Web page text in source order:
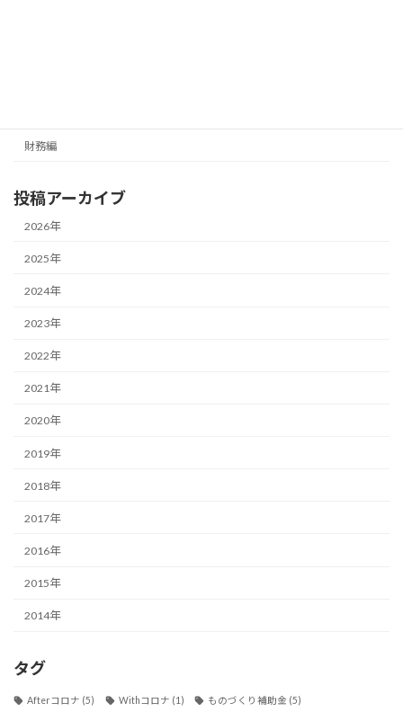
財務編
投稿アーカイブ
2026年
2025年
2024年
2023年
2022年
2021年
2020年
2019年
2018年
2017年
2016年
2015年
2014年
タグ
Afterコロナ (5) Withコロナ (1) ものづくり補助金 (5)